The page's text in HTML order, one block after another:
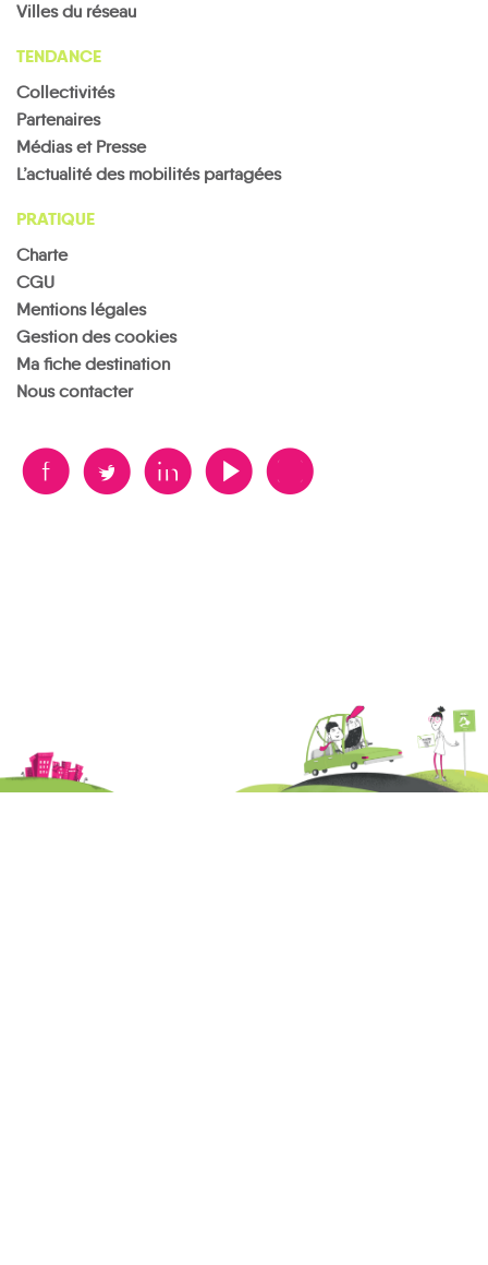
Villes du réseau
TENDANCE
Collectivités
Partenaires
Médias et Presse
L’actualité des mobilités partagées
PRATIQUE
Charte
CGU
Mentions légales
Gestion des cookies
Ma fiche destination
Nous contacter
B A D F V